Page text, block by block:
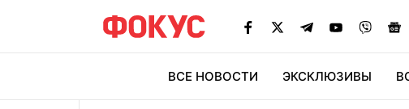
ВСЕ НОВОСТИ ЭКСКЛЮЗИВЫ